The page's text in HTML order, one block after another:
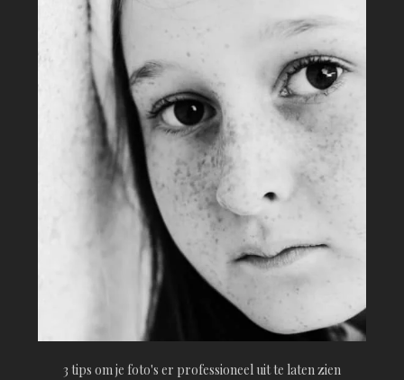
3 tips om je foto's er professioneel uit te laten zien